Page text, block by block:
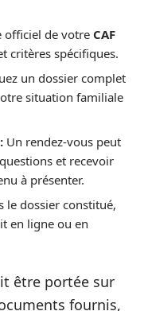
officiel de votre CAF
critères spécifiques.
un dossier complet
situation familiale
Un rendez-vous peut
et recevoir
à présenter.
le dossier constitué,
en ligne ou en
être portée sur
fournis,